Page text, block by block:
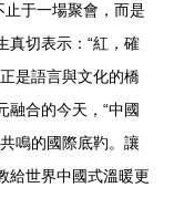
止于一場聚會，而是
真切表示：“紅，確
是語言與文化的橋
融合的今天，“中國
鳴的國際底靮。讓
給世界中國式溫暖更